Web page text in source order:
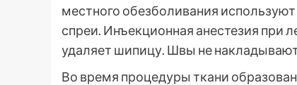
местного обезболивания
спреи. Инъекционная анестезия при
удаляет шипицу. Швы не
Во время процедуры ткани